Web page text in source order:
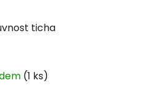
ticha
(1 ks)